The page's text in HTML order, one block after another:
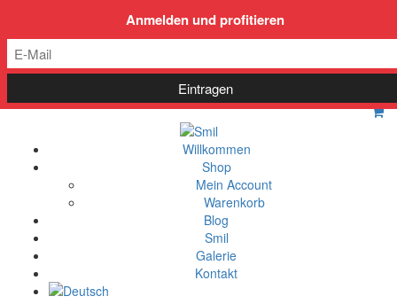
Willkommen
Shop
Mein Account
Warenkorb
Blog
Smil
Galerie
Kontakt
Anmelden und profitieren